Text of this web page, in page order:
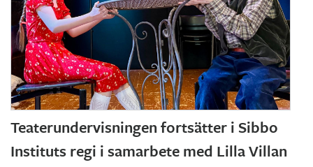
Teaterundervisningen fortsätter i Sibbo
Instituts regi i samarbete med Lilla Villan